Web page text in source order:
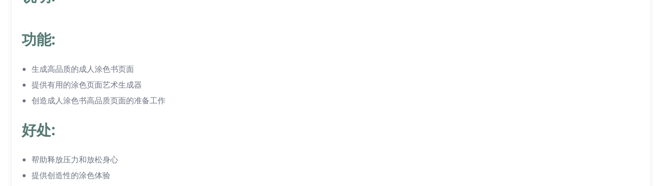
功能:
生成高品质的成人涂色书页面
提供有用的涂色页面艺术生成器
创造成人涂色书高品质页面的准备工作
好处:
帮助释放压力和放松身心
提供创造性的涂色体验